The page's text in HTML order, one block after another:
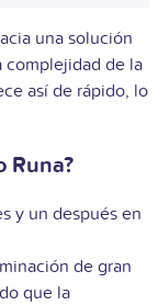
una solución
complejidad de la
así de rápido, lo
Runa?
y un después en
de gran
que la